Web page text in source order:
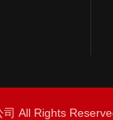
司 All Rights